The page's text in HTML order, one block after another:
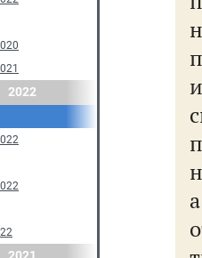
2022